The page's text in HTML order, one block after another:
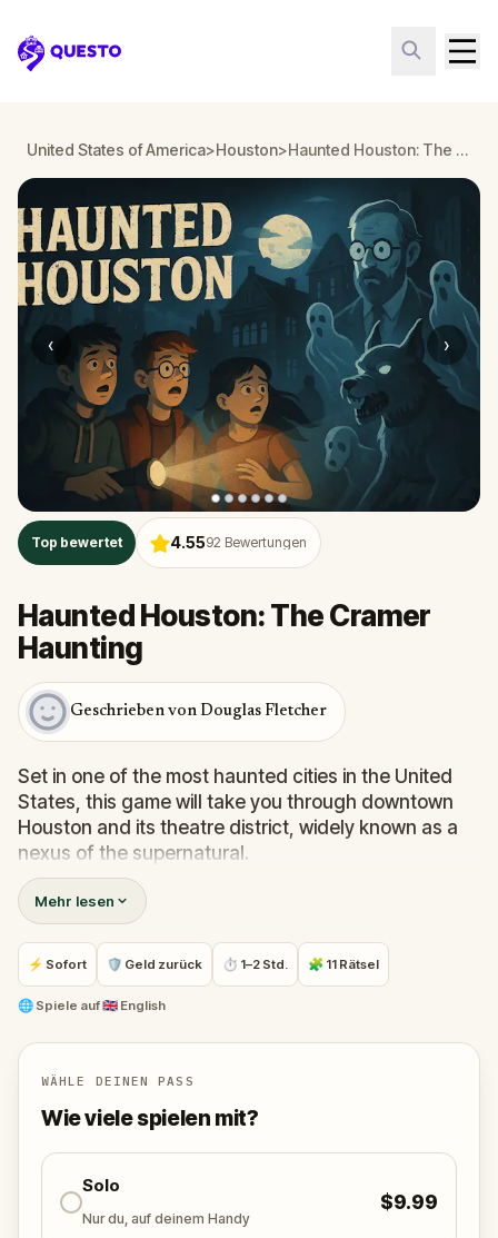
Questo
United States of America>Houston> Haunted Houston: The Cramer Haunting
‹ ›
Top bewertet 4.5592 Bewertungen
Haunted Houston: The Cramer
Haunting
Geschrieben von Douglas Fletcher
Set in one of the most haunted cities in the United
States, this game will take you through downtown
Houston and its theatre district, widely known as a
nexus of the supernatural.
Be prepared to hear about the places where
Houstonians spend most of their time, including the
ghosts that lurk around because you are certain to
run into one or two poltergeists. Most of them
friendly; some, not so much!
So settle in, get cozy – but not too much – you’re in
for a ghostly ride.
Mehr lesen
⚡ Sofort 🛡 Geld zurück ⏱ 1–2 Std. 🧩 11 Rätsel
🌐 Spiele auf🇬🇧 English
WÄHLE DEINEN PASS
Wie viele spielen mit?
Solo
Nur du, auf deinem Handy
$9.99